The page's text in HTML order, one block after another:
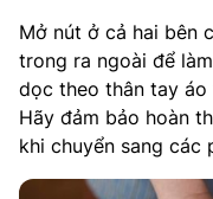
Mở nút ở cả hai bên
trong ra ngoài để
dọc theo thân tay áo
Hãy đảm bảo hoàn
khi chuyển sang các